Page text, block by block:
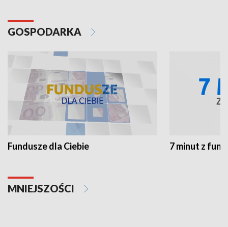
GOSPODARKA
Fundusze dla Ciebie 7 minut z
MNIEJSZOŚCI